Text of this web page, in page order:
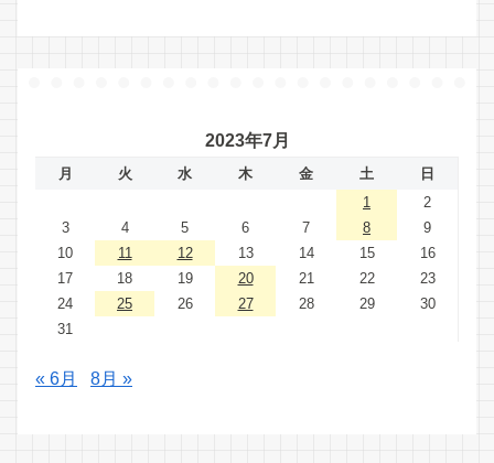
2023年7月
月 火 水 木 金 土
日
1
2
3
4 5 6 7 8
9
10
11 12 13 14 15
16
17
18 19 20 21 22
23
24
25 26 27 28 29
30
31
« 6月 8月 »